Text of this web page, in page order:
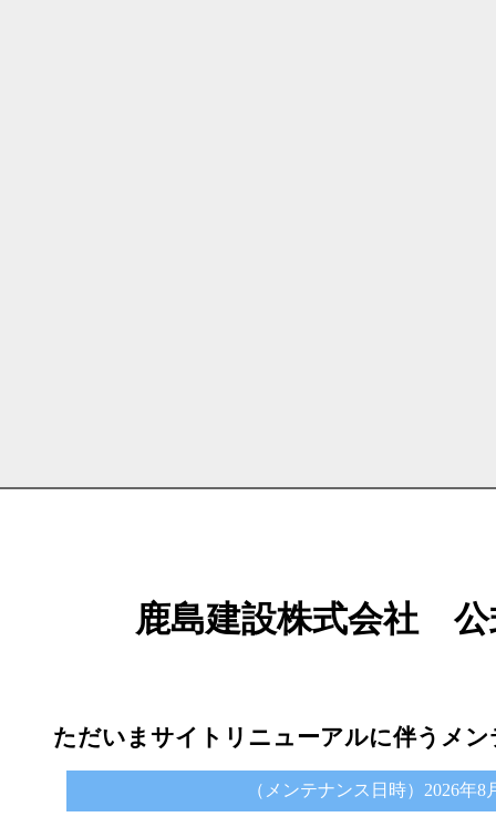
鹿島建設株式会社
ただいまサイトリニューアルに伴うメ
（メンテナンス日時）2026年8